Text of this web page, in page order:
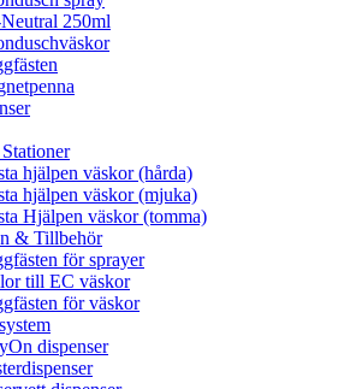
250ml
hjälpen väskor (hårda)
hjälpen väskor (mjuka)
Hjälpen väskor (tomma)
& Tillbehör
för sprayer
till EC väskor
för väskor
dispenser